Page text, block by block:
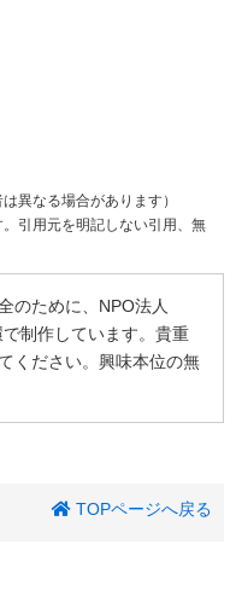
異なる場合があります）
引用元を明記しない引用、無
のために、NPO法人
制作しています。貴重
ください。興味本位の無
TOPページへ戻る